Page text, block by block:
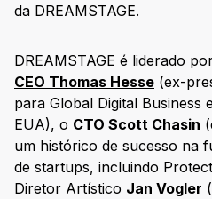
da DREAMSTAGE.
DREAMSTAGE é liderado
CEO Thomas Hesse (ex-
para Global Digital Business
EUA), o CTO Scott Chasin
um histórico de sucesso na
de startups, incluindo
Diretor Artístico Jan Vogler